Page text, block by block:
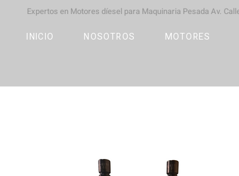
Expertos en Motores díesel para Maquinaria Pesada Av.
INICIO NOSOTROS MOTORES